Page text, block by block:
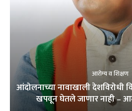
आरोग्य व शिक्षण
आंदोलनाच्या नावाखाली देशविरोधी
खपवून घेतले जाणार नाही –